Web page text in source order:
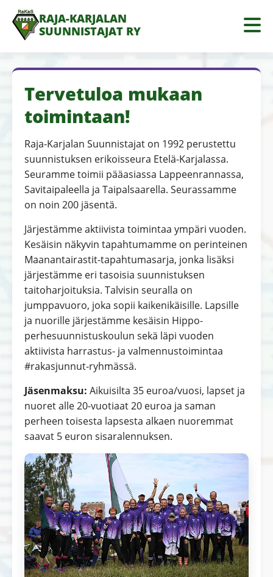
RAJA-KARJALAN
SUUNNISTAJAT RY
Tervetuloa mukaan
toimintaan!
Raja-Karjalan Suunnistajat on 1992 perustettu
suunnistuksen erikoisseura Etelä-Karjalassa.
Seuramme toimii pääasiassa Lappeenrannassa,
Savitaipaleella ja Taipalsaarella. Seurassamme
on noin 200 jäsentä.
Järjestämme aktiivista toimintaa ympäri vuoden.
Kesäisin näkyvin tapahtumamme on perinteinen
Maanantairastit-tapahtumasarja, jonka lisäksi
järjestämme eri tasoisia suunnistuksen
taitoharjoituksia. Talvisin seuralla on
jumppavuoro, joka sopii kaikenikäisille. Lapsille
ja nuorille järjestämme kesäisin Hippo-
perhesuunnistuskoulun sekä läpi vuoden
aktiivista harrastus- ja valmennustoimintaa
#rakasjunnut-ryhmässä.
Jäsenmaksu: Aikuisilta 35 euroa/vuosi, lapset ja
nuoret alle 20-vuotiaat 20 euroa ja saman
perheen toisesta lapsesta alkaen nuoremmat
saavat 5 euron sisaralennuksen.